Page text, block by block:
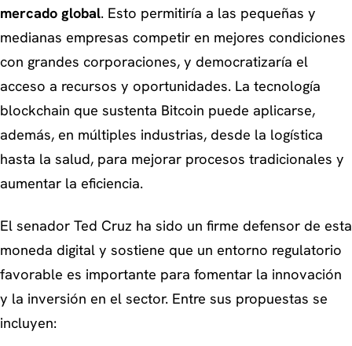
mercado global. Esto permitiría a las pequeñas y
medianas empresas competir en mejores condiciones
con grandes corporaciones, y democratizaría el
acceso a recursos y oportunidades. La tecnología
blockchain que sustenta Bitcoin puede aplicarse,
además, en múltiples industrias, desde la logística
hasta la salud, para mejorar procesos tradicionales y
aumentar la eficiencia.
El senador Ted Cruz ha sido un firme defensor de esta
moneda digital y sostiene que un entorno regulatorio
favorable es importante para fomentar la innovación
y la inversión en el sector. Entre sus propuestas se
incluyen: